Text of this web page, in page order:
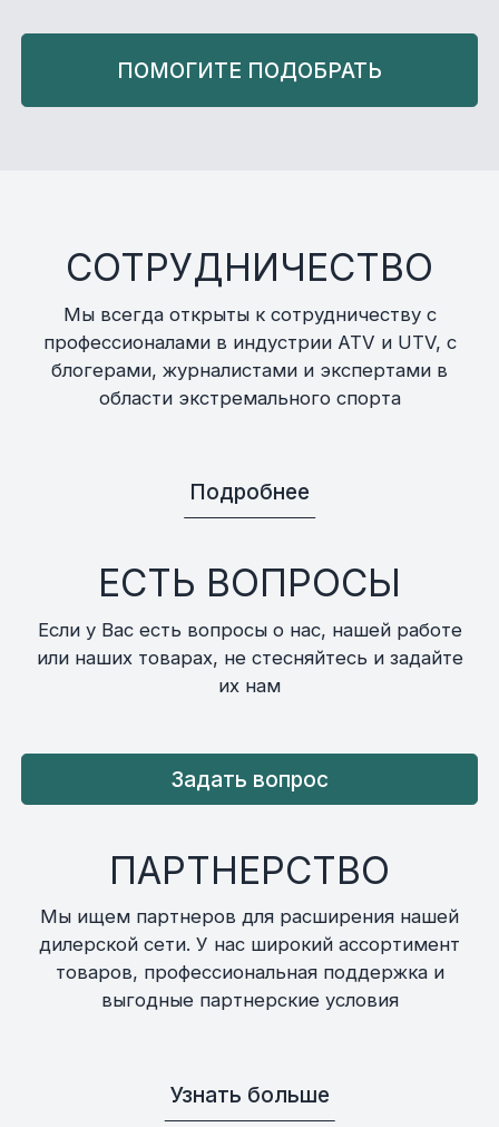
ПОМОГИТЕ ПОДОБРАТЬ
СОТРУДНИЧЕСТВО
Мы всегда открыты к сотрудничеству с
профессионалами в индустрии ATV и UTV, с
блогерами, журналистами и экспертами в
области экстремального спорта
Подробнее
ЕСТЬ ВОПРОСЫ
Если у Вас есть вопросы о нас, нашей работе
или наших товарах, не стесняйтесь и задайте
их нам
Задать вопрос
ПАРТНЕРСТВО
Мы ищем партнеров для расширения нашей
дилерской сети. У нас широкий ассортимент
товаров, профессиональная поддержка и
выгодные партнерские условия
Узнать больше